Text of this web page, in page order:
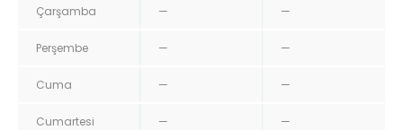
Çarşamba — —
Perşembe — —
Cuma — —
Cumartesi — —